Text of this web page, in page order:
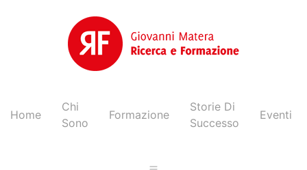
Home
Chi
Sono
Formazione
Storie Di
Successo
Eventi